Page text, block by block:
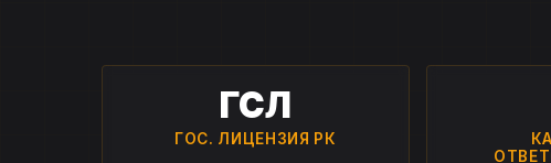
ГСЛ
ГОС. ЛИЦЕНЗИЯ РК